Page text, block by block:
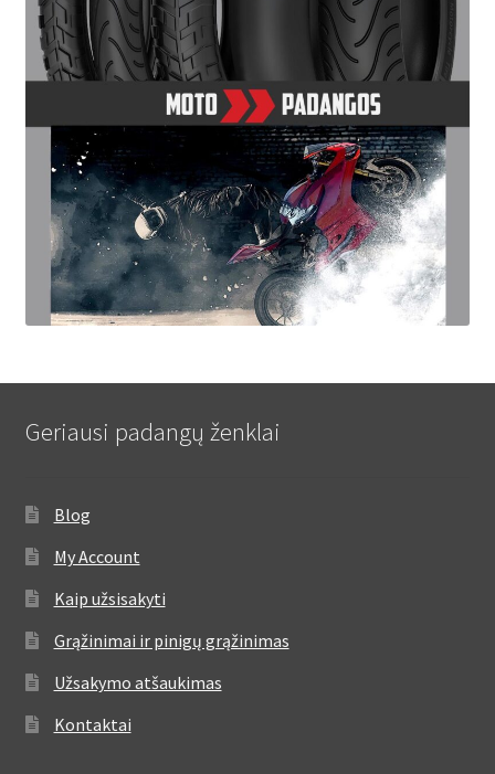
Geriausi padangų ženklai
Blog
My Account
Kaip užsisakyti
Grąžinimai ir pinigų grąžinimas
Užsakymo atšaukimas
Kontaktai